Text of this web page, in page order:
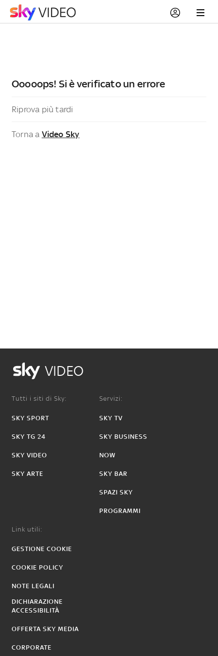
Ooooops! Si è verificato un errore
Riprova più tardi
Torna a Video Sky
VIDEO
Tutti i siti di Sky:
SKY SPORT
SKY TG 24
SKY VIDEO
SKY ARTE
Servizi:
SKY TV
SKY BUSINESS
NOW
SKY BAR
SPAZI SKY
PROGRAMMI
Link utili:
GESTIONE COOKIE
COOKIE POLICY
NOTE LEGALI
DICHIARAZIONE
ACCESSIBILITÀ
OFFERTA SKY MEDIA
CORPORATE